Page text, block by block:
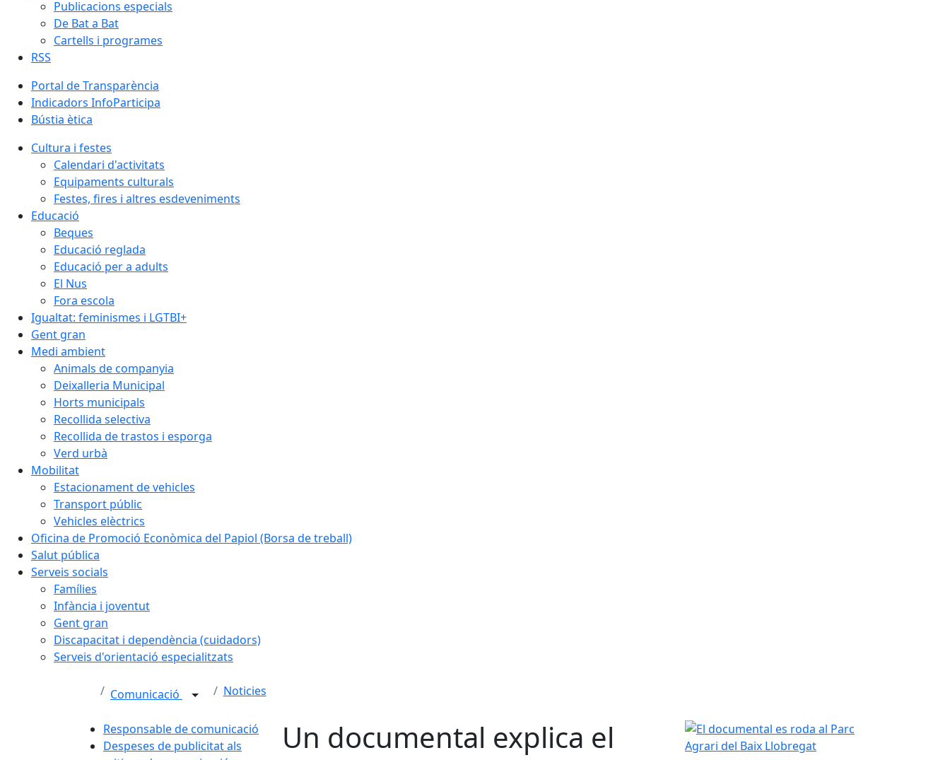
Publicacions especials
De Bat a Bat
Cartells i programes
RSS
Portal de Transparència
Indicadors InfoParticipa
Bústia ètica
Cultura i festes
Calendari d'activitats
Equipaments culturals
Festes, fires i altres esdeveniments
Educació
Beques
Educació reglada
Educació per a adults
El Nus
Fora escola
Igualtat: feminismes i LGTBI+
Gent gran
Medi ambient
Animals de companyia
Deixalleria Municipal
Horts municipals
Recollida selectiva
Recollida de trastos i esporga
Verd urbà
Mobilitat
Estacionament de vehicles
Transport públic
Vehicles elèctrics
Oficina de Promoció Econòmica del Papiol (Borsa de treball)
Salut pública
Serveis socials
Famílies
Infància i joventut
Gent gran
Discapacitat i dependència (cuidadors)
Serveis d'orientació especialitzats
Comunicació Noticies
Responsable de comunicació
Despeses de publicitat als
Un documental explica el
El documental es roda al Parc Agrari del Baix